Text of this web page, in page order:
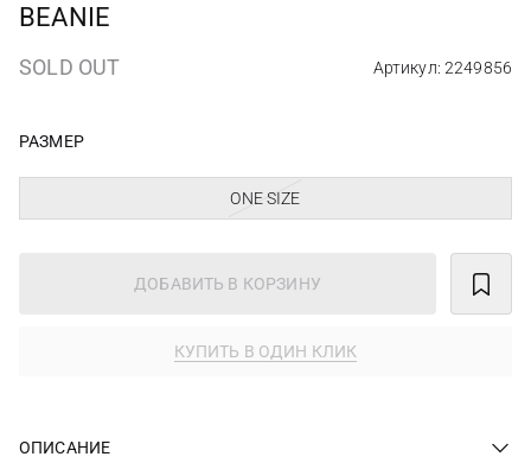
BEANIE
SOLD OUT Артикул: 2249856
РАЗМЕР
ONE SIZE
ДОБАВИТЬ В КОРЗИНУ
КУПИТЬ В ОДИН КЛИК
ОПИСАНИЕ